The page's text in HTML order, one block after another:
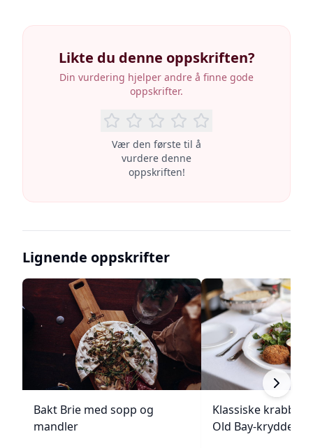
Likte du denne oppskriften?
Din vurdering hjelper andre å finne gode
oppskrifter.
Vær den første til å
vurdere denne
oppskriften!
Lignende oppskrifter
Bakt Brie med sopp og
mandler
Klassiske
Old Bay-krydder